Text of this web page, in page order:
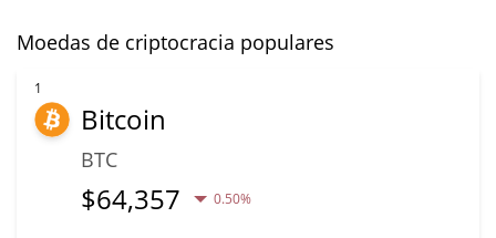
Moedas de criptocracia populares
1
Bitcoin
BTC
$64,357 0.50%